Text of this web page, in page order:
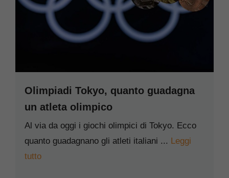
Olimpiadi Tokyo, quanto guadagna
un atleta olimpico
Al via da oggi i giochi olimpici di Tokyo. Ecco
quanto guadagnano gli atleti italiani ... Leggi
tutto